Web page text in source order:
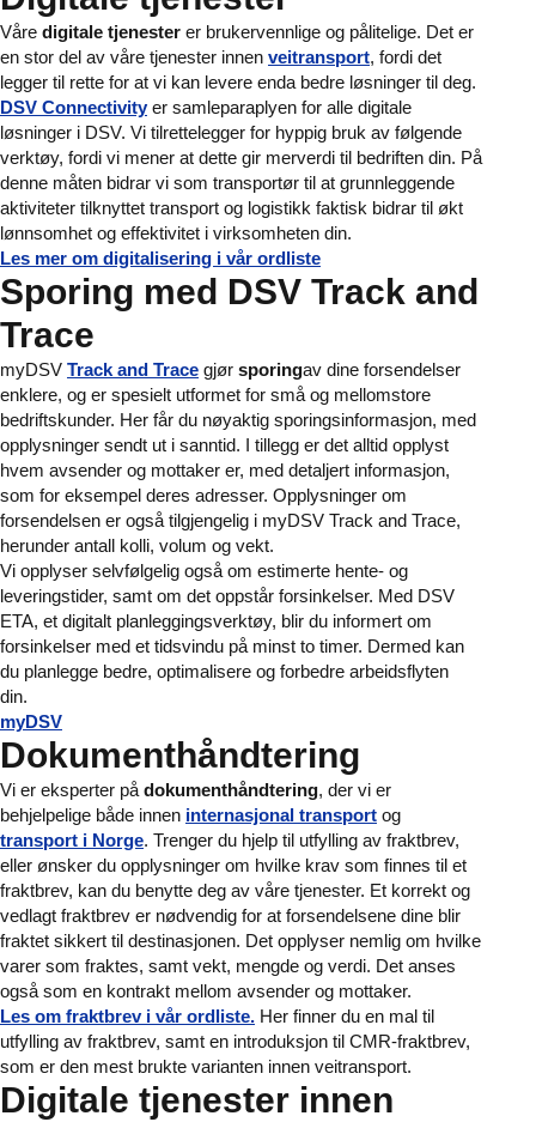
Våre digitale tjenester er brukervennlige og pålitelige. Det er
en stor del av våre tjenester innen veitransport, fordi det
legger til rette for at vi kan levere enda bedre løsninger til deg.
DSV Connectivityer samleparaplyen for alle digitale
løsninger i DSV. Vi tilrettelegger for hyppig bruk av følgende
verktøy, fordi vi mener at dette gir merverdi til bedriften din. På
denne måten bidrar vi som transportør til at grunnleggende
aktiviteter tilknyttet transport og logistikk faktisk bidrar til økt
lønnsomhet og effektivitet i virksomheten din.
Les mer om digitalisering i vår ordliste
Sporing med DSV Track and
Trace
myDSV Track and Trace gjør sporingav dine forsendelser
enklere, og er spesielt utformet for små og mellomstore
bedriftskunder. Her får du nøyaktig sporingsinformasjon, med
opplysninger sendt ut i sanntid. I tillegg er det alltid opplyst
hvem avsender og mottaker er, med detaljert informasjon,
som for eksempel deres adresser. Opplysninger om
forsendelsen er også tilgjengelig i myDSV Track and Trace,
herunder antall kolli, volum og vekt.
Vi opplyser selvfølgelig også om estimerte hente- og
leveringstider, samt om det oppstår forsinkelser. Med DSV
ETA, et digitalt planleggingsverktøy, blir du informert om
forsinkelser med et tidsvindu på minst to timer. Dermed kan
du planlegge bedre, optimalisere og forbedre arbeidsflyten
din.
myDSV
Dokumenthåndtering
Vi er eksperter på dokumenthåndtering, der vi er
behjelpelige både innen internasjonal transport og
transport i Norge. Trenger du hjelp til utfylling av fraktbrev,
eller ønsker du opplysninger om hvilke krav som finnes til et
fraktbrev, kan du benytte deg av våre tjenester. Et korrekt og
vedlagt fraktbrev er nødvendig for at forsendelsene dine blir
fraktet sikkert til destinasjonen. Det opplyser nemlig om hvilke
varer som fraktes, samt vekt, mengde og verdi. Det anses
også som en kontrakt mellom avsender og mottaker.
Les om fraktbrev i vår ordliste. Her finner du en mal til
utfylling av fraktbrev, samt en introduksjon til CMR-fraktbrev,
som er den mest brukte varianten innen veitransport.
Digitale tjenester innen